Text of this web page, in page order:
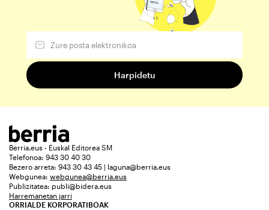
Berria.eus - Euskal Editorea SM
Telefonoa: 943 30 40 30
Bezero arreta: 943 30 43 45 | laguna@berria.eus
Webgunea: webgunea@berria.eus
Publizitatea: publi@bidera.eus
Harremanetan jarri
ORRIALDE KORPORATIBOAK